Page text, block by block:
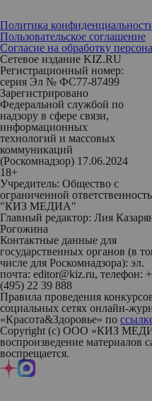
Политика
Пользовательское соглашение
Согласие на обработку
Сетевое издание KIZ.RU
Регистрационный номер:
серия Эл № ФС77-87499
Зарегистрировано
Федеральной службой по
надзору в сфере связи,
информационных
технологий и массовых
коммуникаций
(Роскомнадзор) 17.06.2024
18+
Учредитель: Общество с
ограниченной
"КИЗ МЕДИА"
Главный редактор: Лия
Рогожина
Контактные данные для
государственных органов (в
числе для Роскомнадзора): эл.
почта: editor@kiz.ru, телефон:
(495) 22 39 888
Правила проведения
социальных сетях онлайн-
«Красота&Здоровье» по
Copyright (с) ООО «КИЗ
воспроизведение материалов
воспрещается.